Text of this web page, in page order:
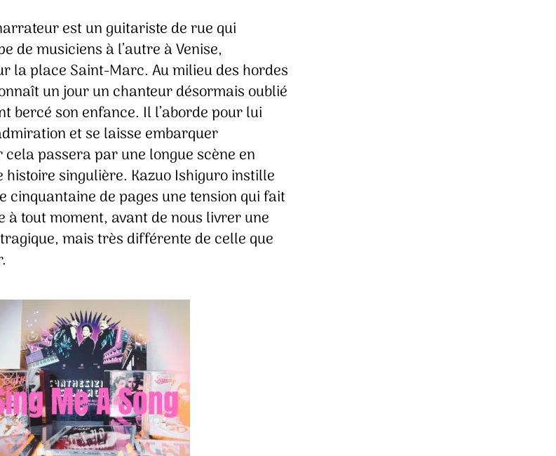
est un guitariste de rue qui
de musiciens à l’autre à Venise,
la place Saint-Marc. Au milieu des hordes
un jour un chanteur désormais oublié
bercé son enfance. Il l’aborde pour lui
et se laisse embarquer
passera par une longue scène en
histoire singulière. Kazuo Ishiguro instille
cinquantaine de pages une tension qui fait
tout moment, avant de nous livrer une
mais très différente de celle que